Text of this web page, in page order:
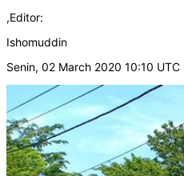
,Editor:
Ishomuddin
Senin, 02 March 2020 10:10 UTC